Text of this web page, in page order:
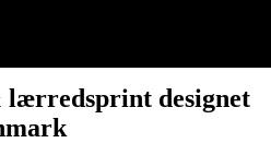
lærredsprint designet